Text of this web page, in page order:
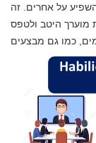
על אחרים. זה
מוערך היטב ולטפס